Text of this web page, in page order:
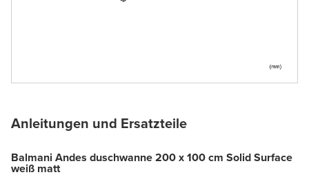
Anleitungen und Ersatzteile
Balmani Andes duschwanne 200 x 100 cm Solid Surface
weiß matt